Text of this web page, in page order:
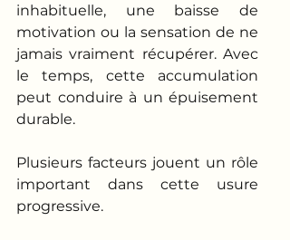
inhabituelle, une baisse de
motivation ou la sensation de ne
jamais vraiment récupérer. Avec
le temps, cette accumulation
peut conduire à un épuisement
durable.
Plusieurs facteurs jouent un rôle
important dans cette usure
progressive.